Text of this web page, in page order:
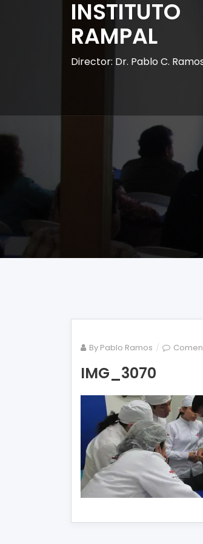
INSTITUTO
RAMPAL
Director: Dr. Pablo C.
By Pablo Ramos
IMG_3070